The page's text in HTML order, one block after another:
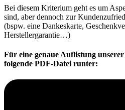
Bei diesem Kriterium geht es um
sind, aber dennoch zur
(bspw. eine Dankeskarte,
Herstellergarantie…)
Für eine genaue Auflistung
folgende PDF-Datei runter: